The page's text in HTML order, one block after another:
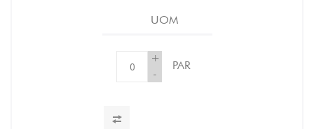
UOM
+
-
PAR